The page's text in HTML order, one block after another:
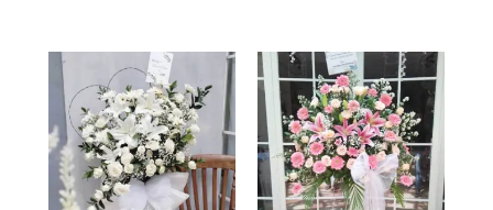
Original
price
was:
Rp2.083.000.
Current
price
is:
Rp1.950.000.